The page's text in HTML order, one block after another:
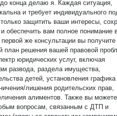
я. Каждая ситуация,
и требует индивидуального
защитить ваши интересы,
обеспечить вам полное понимание
же консультации вы получите
план решения вашей правовой
юридических услуг, включая
развода, раздела имущества,
детей, установления графика
лишения родительских прав,
алиментов. Также вы можете
вопросам, связанным с ДТП и